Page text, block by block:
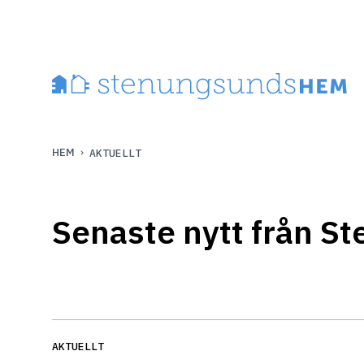
HEM AKTUELLT
Senaste nytt från
AKTUELLT